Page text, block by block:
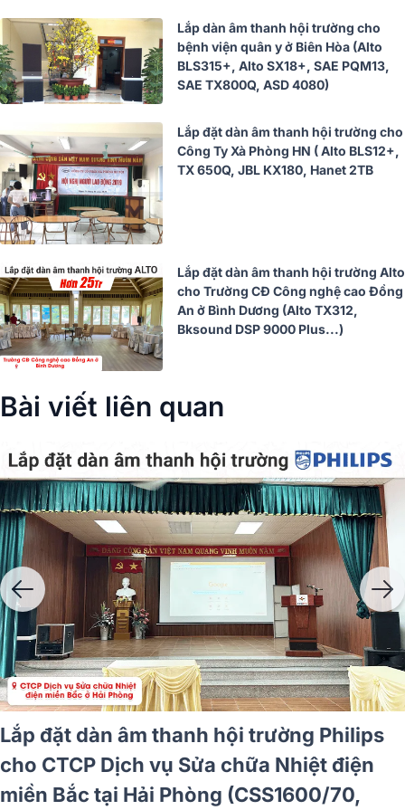
Lắp dàn âm thanh hội trường cho
bệnh viện quân y ở Biên Hòa (Alto
BLS315+, Alto SX18+, SAE PQM13,
SAE TX800Q, ASD 4080)
Lắp đặt dàn âm thanh hội trường cho
Công Ty Xà Phòng HN ( Alto BLS12+,
TX 650Q, JBL KX180, Hanet 2TB
Lắp đặt dàn âm thanh hội trường Alto
cho Trường CĐ Công nghệ cao Đồng
An ở Bình Dương (Alto TX312,
Bksound DSP 9000 Plus...)
Bài viết liên quan
Lắp đặt dàn âm thanh hội trường Philips
cho CTCP Dịch vụ Sửa chữa Nhiệt điện
miền Bắc tại Hải Phòng (CSS1600/70,